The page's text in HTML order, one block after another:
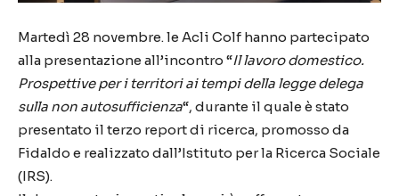
Martedì 28 novembre. le Acli Colf hanno partecipato
alla presentazione all’incontro “Il lavoro domestico.
Prospettive per i territori ai tempi della legge delega
sulla non autosufficienza“, durante il quale è stato
presentato il terzo report di ricerca, promosso da
Fidaldo e realizzato dall’Istituto per la Ricerca Sociale
(IRS).